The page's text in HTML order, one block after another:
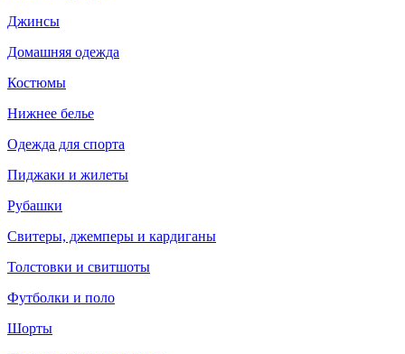
Джинсы
Домашняя одежда
Костюмы
Нижнее белье
Одежда для спорта
Пиджаки и жилеты
Рубашки
Свитеры, джемперы и кардиганы
Толстовки и свитшоты
Футболки и поло
Шорты